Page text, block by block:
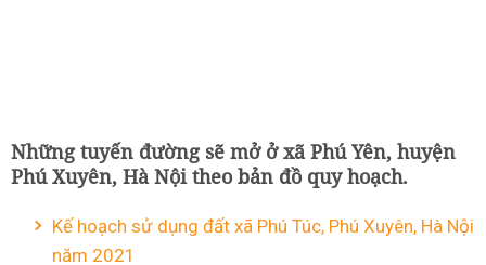
Những tuyến đường sẽ mở ở xã Phú Yên, huyện
Phú Xuyên, Hà Nội theo bản đồ quy hoạch.
Kế hoạch sử dụng đất xã Phú Túc, Phú Xuyên, Hà Nội
năm 2021